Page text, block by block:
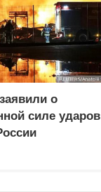
о
силе ударов